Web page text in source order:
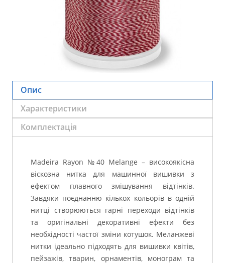
Опис
Характеристики
Комплектація
Madeira Rayon №40 Melange – високоякісна
віскозна нитка для машинної вишивки з
ефектом плавного змішування відтінків.
Завдяки поєднанню кількох кольорів в одній
нитці створюються гарні переходи відтінків
та оригінальні декоративні ефекти без
необхідності частої зміни котушок. Меланжеві
нитки ідеально підходять для вишивки квітів,
пейзажів, тварин, орнаментів, монограм та